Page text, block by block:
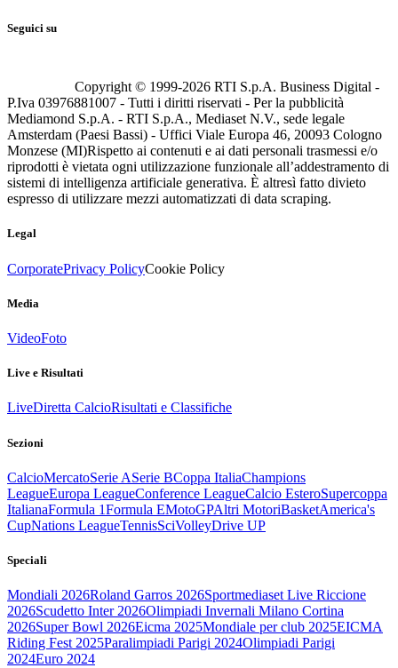
Seguici su
Copyright © 1999-2026 RTI S.p.A. Business Digital -
P.Iva 03976881007 - Tutti i diritti riservati - Per la pubblicità
Mediamond S.p.A. - RTI S.p.A., Mediaset N.V., sede legale
Amsterdam (Paesi Bassi) - Uffici Viale Europa 46, 20093 Cologno
Monzese (MI)Rispetto ai contenuti e ai dati personali trasmessi e/o
riprodotti è vietata ogni utilizzazione funzionale all’addestramento di
sistemi di intelligenza artificiale generativa. È altresì fatto divieto
espresso di utilizzare mezzi automatizzati di data scraping.
Legal
CorporatePrivacy PolicyCookie Policy
Media
VideoFoto
Live e Risultati
LiveDiretta CalcioRisultati e Classifiche
Sezioni
CalcioMercatoSerie ASerie BCoppa ItaliaChampions
LeagueEuropa LeagueConference LeagueCalcio EsteroSupercoppa
ItalianaFormula 1Formula EMotoGPAltri MotoriBasketAmerica's
CupNations LeagueTennisSciVolleyDrive UP
Speciali
Mondiali 2026Roland Garros 2026Sportmediaset Live Riccione
2026Scudetto Inter 2026Olimpiadi Invernali Milano Cortina
2026Super Bowl 2026Eicma 2025Mondiale per club 2025EICMA
Riding Fest 2025Paralimpiadi Parigi 2024Olimpiadi Parigi
2024Euro 2024